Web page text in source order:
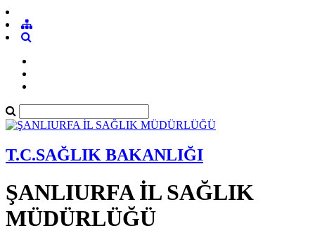
T.C.SAĞLIK BAKANLIĞI
ŞANLIURFA İL SAĞLIK
MÜDÜRLÜĞÜ